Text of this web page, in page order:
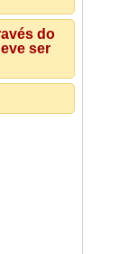
do
ser